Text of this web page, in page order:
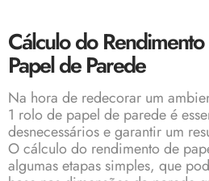
Cálculo do
Papel de Parede
Na hora de redecorar um
1 rolo de papel de parede é
desnecessários e garantir um
O cálculo do rendimento de
algumas etapas simples, que